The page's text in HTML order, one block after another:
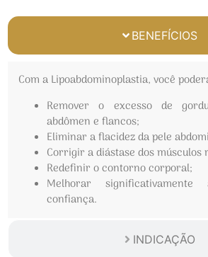
BENEFÍCIOS
INDICAÇÃO
Com a Lipoabdominoplastia, você
Remover o excesso de
abdômen e flancos;
Eliminar a flacidez da pele
Corrigir a diástase dos músculos
Redefinir o contorno corporal;
Melhorar
confiança.